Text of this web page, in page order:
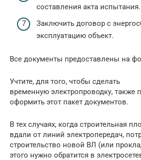
составления акта испытания.
Заключить договор с
эксплуатацию объект.
Все документы предоставлены на
Учтите, для того, чтобы сделать
временную электропроводку, также
оформить этот пакет документов.
В тех случаях, когда строительная
вдали от линий электропередач,
строительство новой ВЛ (или
этого нужно обратится в